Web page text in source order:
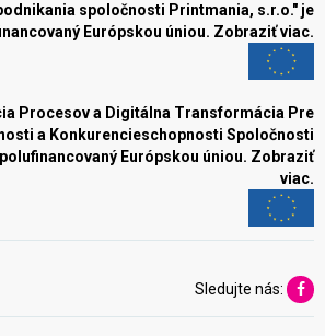
spoločnosti Printmania, s.r.o." je
Európskou úniou. Zobraziť viac.
Procesov a Digitálna Transformácia Pre
a Konkurencieschopnosti Spoločnosti
Európskou úniou. Zobraziť
viac.
Sledujte nás: